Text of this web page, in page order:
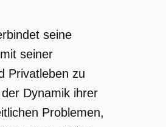
seine
seiner
Privatleben zu
Dynamik ihrer
Problemen,